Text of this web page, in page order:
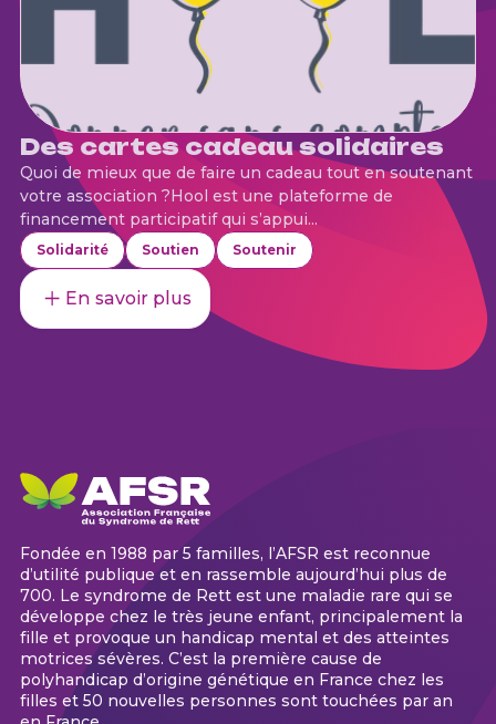
Des cartes cadeau solidaires
Quoi de mieux que de faire un cadeau tout en soutenant
votre association ?Hool est une plateforme de
financement participatif qui s’appui...
Solidarité Soutien Soutenir
En savoir plus
Fondée en 1988 par 5 familles, l’AFSR est reconnue
d’utilité publique et en rassemble aujourd’hui plus de
700. Le syndrome de Rett est une maladie rare qui se
développe chez le très jeune enfant, principalement la
fille et provoque un handicap mental et des atteintes
motrices sévères. C’est la première cause de
polyhandicap d’origine génétique en France chez les
filles et 50 nouvelles personnes sont touchées par an